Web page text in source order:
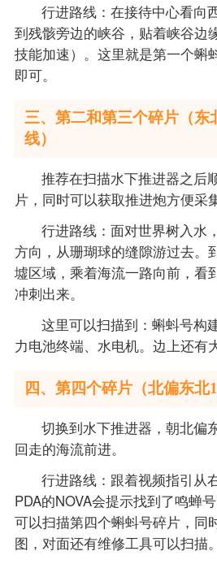
行进路线：在接待中心看向
到残骸旁边的峡谷，贴着峡谷边
技能加速）。这里就是第一个蝌
即可。
三、第二和第三个碎片（东
线）
推荐在扫描水下推进器之后
片，同时可以获取推进炮方便采
行进路线：面对世界树入水
方向，从珊瑚球的缝隙游过去。
墟区域，乘着海流一路向前，看
冲刺出来。
这里可以扫描到：蝌蚪号构
力电池终端、水电机。边上还有
四、第四个碎片（北偏东北
切换到水下推进器，朝北偏
回走的海流前进。
行进路线：跟着视频指引从
PDA的NOVA会提示找到了鸣蝉
可以扫描第四个蝌蚪号碎片，同
图，对面还有维修工具可以扫描。